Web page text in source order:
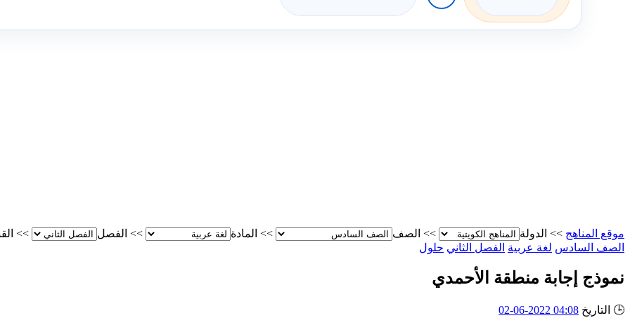
موقع المناهج >> الدولة >> الصف >> المادة >> الفصل >>
الصف السادس لغة عربية الفصل الثاني حلول
نموذج إجابة منطقة الأحمدي
🕒 التاريخ 04:08 2022-06-02